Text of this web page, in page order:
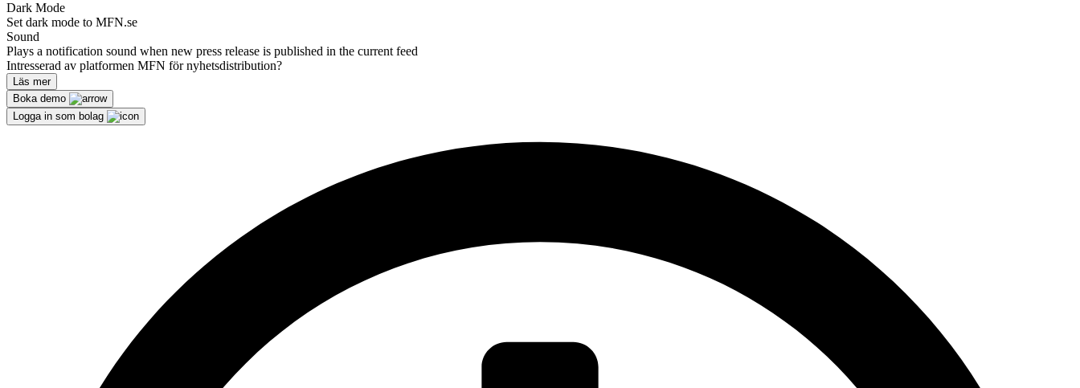
Dark Mode
Set dark mode to MFN.se
Sound
Plays a notification sound when new press release is published in the current feed
Intresserad av platformen MFN för nyhetsdistribution?
Läs mer
Boka demo
Logga in som bolag